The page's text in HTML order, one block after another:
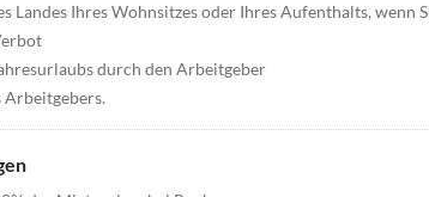
Landes Ihres Wohnsitzes oder Ihres Aufenthalts, wenn
durch den Arbeitgeber
Arbeitgebers.